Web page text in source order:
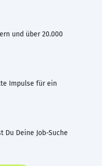
und über 20.000
Impulse für ein
Deine Job-Suche